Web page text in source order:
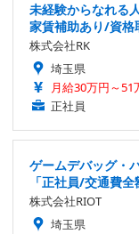
未経験からなれる
家賃補助あり/資格
株式会社RK
埼玉県
月給30万円～51
正社員
ゲームデバッグ・
「正社員/交通費
株式会社RIOT
埼玉県